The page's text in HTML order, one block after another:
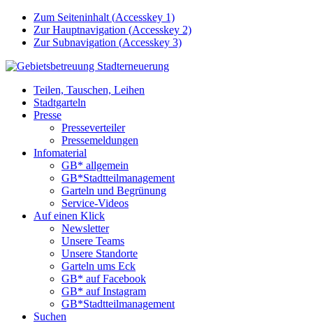
Zum Seiteninhalt (Accesskey 1)
Zur Hauptnavigation (Accesskey 2)
Zur Subnavigation (Accesskey 3)
Teilen, Tauschen, Leihen
Stadtgarteln
Presse
Presseverteiler
Pressemeldungen
Infomaterial
GB* allgemein
GB*Stadtteilmanagement
Garteln und Begrünung
Service-Videos
Auf einen Klick
Newsletter
Unsere Teams
Unsere Standorte
Garteln ums Eck
GB* auf Facebook
GB* auf Instagram
GB*Stadtteilmanagement
Suchen